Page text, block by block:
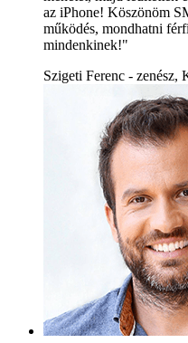
az iPhone! Köszönöm
működés, mondhatni
mindenkinek!"
Szigeti Ferenc - zenész,